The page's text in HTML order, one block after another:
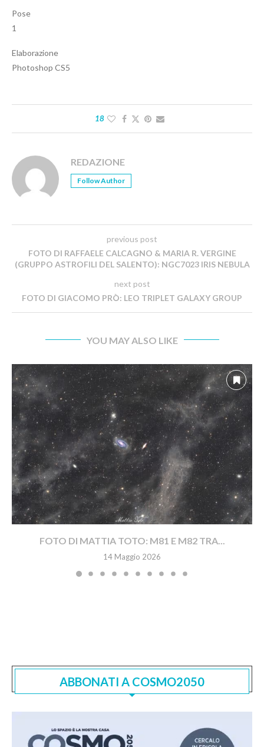
Pose
1
Elaborazione
Photoshop CS5
18
REDAZIONE
Follow Author
previous post
FOTO DI RAFFAELE CALCAGNO & MARIA R. VERGINE
(GRUPPO ASTROFILI DEL SALENTO): NGC7023 IRIS NEBULA
next post
FOTO DI GIACOMO PRÒ: LEO TRIPLET GALAXY GROUP
YOU MAY ALSO LIKE
FOTO DI MATTIA TOTO: M81 E M82 TRA...
14 Maggio 2026
ABBONATI A COSMO2050